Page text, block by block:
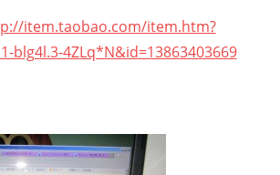
item.taobao.com/item.htm?
blg4l.3-4ZLq*N&id=13863403669